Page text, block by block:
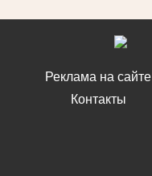
Реклама на сайте
Контакты